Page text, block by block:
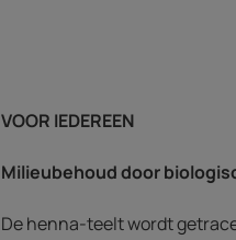
VOOR IEDEREEN
Milieubehoud door
De henna-teelt wordt